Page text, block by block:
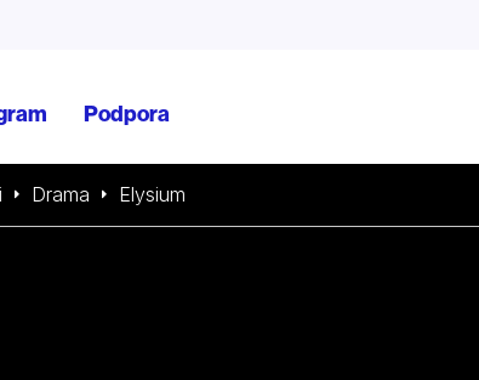
Podpora
Drama Elysium